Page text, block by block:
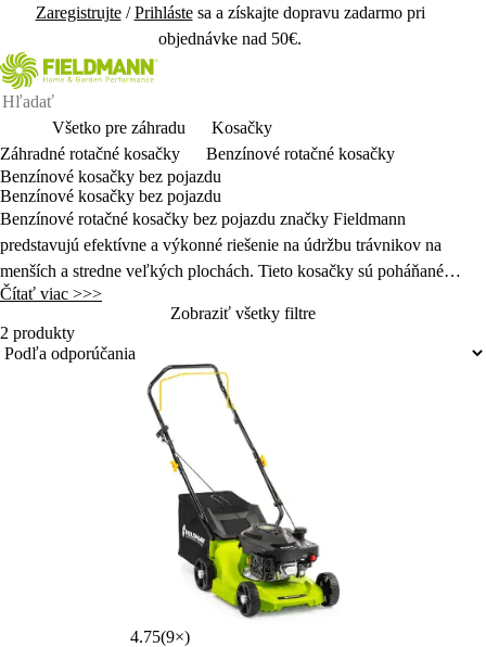
Zaregistrujte/Prihlástesa a získajte dopravu zadarmo pri
objednávke nad 50€.
Všetko pre záhradu
Kosačky
Záhradné rotačné kosačky
Benzínové rotačné kosačky
Benzínové kosačky bez pojazdu
Benzínové kosačky bez pojazdu
Benzínové rotačné kosačky bez pojazdu značky Fieldmann
predstavujú efektívne a výkonné riešenie na údržbu trávnikov na
menších a stredne veľkých plochách. Tieto kosačky sú poháňané
spaľovacími motormi, čo zaručuje vysoký výkon a schopnosť
efektívne kosiť aj hustejšiu alebo dlhšiu trávu.
Čítať viac >>>
Zobraziť všetky filtre
2 produkty
4.75(9×)